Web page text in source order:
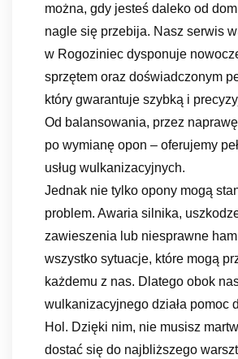
można, gdy jesteś daleko od
nagle się przebija. Nasz serwis
w Rogoziniec dysponuje
sprzętem oraz doświadczonym
który gwarantuje szybką i
Od balansowania, przez
po wymianę opon – oferujemy
usług wulkanizacyjnych.
Jednak nie tylko opony mogą
problem. Awaria silnika,
zawieszenia lub niesprawne
wszystko sytuacje, które mogą
każdemu z nas. Dlatego obok
wulkanizacyjnego działa pomoc
Hol. Dzięki nim, nie musisz
dostać się do najbliższego